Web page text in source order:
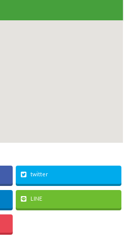
twitter
LINE